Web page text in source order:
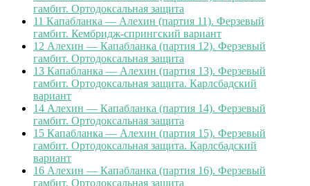
гамбит. Ортодоксальная защита
11 Капабланка — Алехин (партия 11). Ферзевый
гамбит. Кембридж-спрингский вариант
12 Алехин — Капабланка (партия 12). Ферзевый
гамбит. Ортодоксальная защита
13 Капабланка — Алехин (партия 13). Ферзевый
гамбит. Ортодоксальная защита. Карлсбадский
вариант
14 Алехин — Капабланка (партия 14). Ферзевый
гамбит. Ортодоксальная защита
15 Капабланка — Алехин (партия 15). Ферзевый
гамбит. Ортодоксальная защита. Карлсбадский
вариант
16 Алехин — Капабланка (партия 16). Ферзевый
гамбит. Ортодоксальная защита